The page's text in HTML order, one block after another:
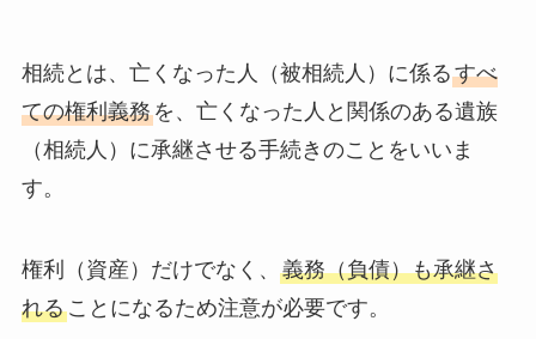
相続とは、亡くなった人（被相続人）に係るすべ
ての権利義務を、亡くなった人と関係のある遺族
（相続人）に承継させる手続きのことをいいま
す。
権利（資産）だけでなく、 義務（負債）も承継さ
れることになるため注意が必要です。